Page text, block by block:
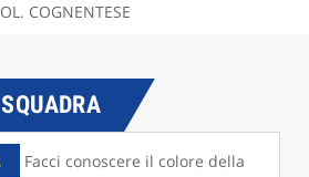
COGNENTESE
Facci conoscere il colore della